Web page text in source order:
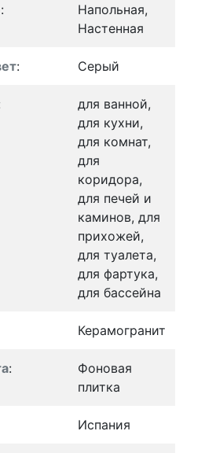
:
Напольная,
Настенная
: Серый
для ванной,
для кухни,
для комнат,
для
коридора,
для печей и
каминов, для
прихожей,
для туалета,
для фартука,
для бассейна
Керамогранит
:
Фоновая
плитка
Испания